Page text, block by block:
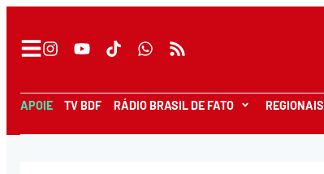
APOIE TV BDF RÁDIO BRASIL DE FATO REGIONAIS